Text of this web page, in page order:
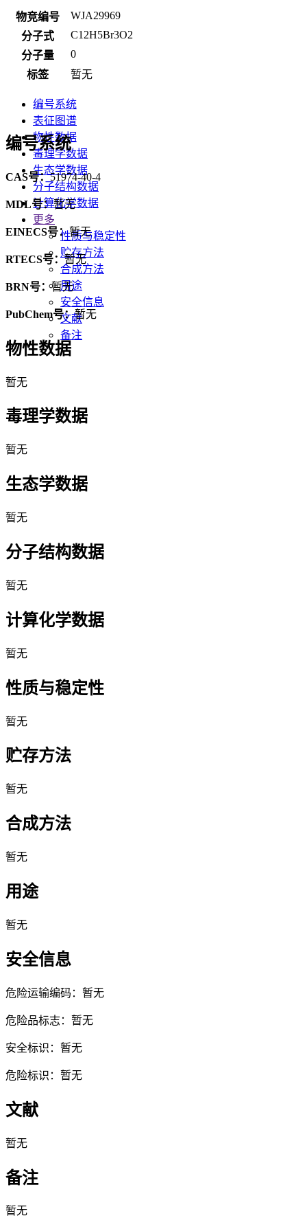
物竞编号
WJA29969
分子式
C12H5Br3O2
分子量
0
标签
暂无
编号系统
表征图谱
物性数据
毒理学数据
生态学数据
分子结构数据
计算化学数据
更多
性质与稳定性
贮存方法
合成方法
用途
安全信息
文献
备注
编号系统
CAS号：51974-40-4
MDL号：暂无
EINECS号：暂无
RTECS号：暂无
BRN号：暂无
PubChem号：暂无
物性数据
暂无
毒理学数据
暂无
生态学数据
暂无
分子结构数据
暂无
计算化学数据
暂无
性质与稳定性
暂无
贮存方法
暂无
合成方法
暂无
用途
暂无
安全信息
危险运输编码：暂无
危险品标志：暂无
安全标识：暂无
危险标识：暂无
文献
暂无
备注
暂无